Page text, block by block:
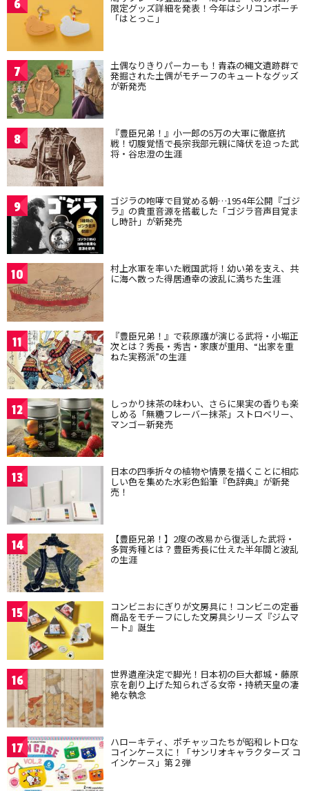
6 限定グッズ詳細を発表！今年はシリコンポーチ
「はとっこ」
7 土偶なりきりパーカーも！青森の縄文遺跡群で
発掘された土偶がモチーフのキュートなグッズ
が新発売
8 『豊臣兄弟！』小一郎の5万の大軍に徹底抗
戦！切腹覚悟で長宗我部元親に降伏を迫った武
将・谷忠澄の生涯
9 ゴジラの咆哮で目覚める朝…1954年公開『ゴジ
ラ』の貴重音源を搭載した「ゴジラ音声目覚ま
し時計」が新発売
10 村上水軍を率いた戦国武将！幼い弟を支え、共
に海へ散った得居通幸の波乱に満ちた生涯
11 『豊臣兄弟！』で萩原護が演じる武将・小堀正
次とは？秀長・秀吉・家康が重用、“出家を重
ねた実務派”の生涯
12 しっかり抹茶の味わい、さらに果実の香りも楽
しめる「無糖フレーバー抹茶」ストロベリー、
マンゴー新発売
13 日本の四季折々の植物や情景を描くことに相応
しい色を集めた水彩色鉛筆『色辞典』が新発
売！
14 【豊臣兄弟！】2度の改易から復活した武将・
多賀秀種とは？豊臣秀長に仕えた半年間と波乱
の生涯
15 コンビニおにぎりが文房具に！コンビニの定番
商品をモチーフにした文房具シリーズ『ジムマ
ート』誕生
16 世界遺産決定で脚光！日本初の巨大都城・藤原
京を創り上げた知られざる女帝・持統天皇の凄
絶な執念
17 ハローキティ、ポチャッコたちが昭和レトロな
コインケースに！「サンリオキャラクターズ コ
インケース」第２弾